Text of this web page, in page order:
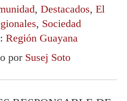
, Destacados, El
, Sociedad
Región Guayana
por Susej Soto